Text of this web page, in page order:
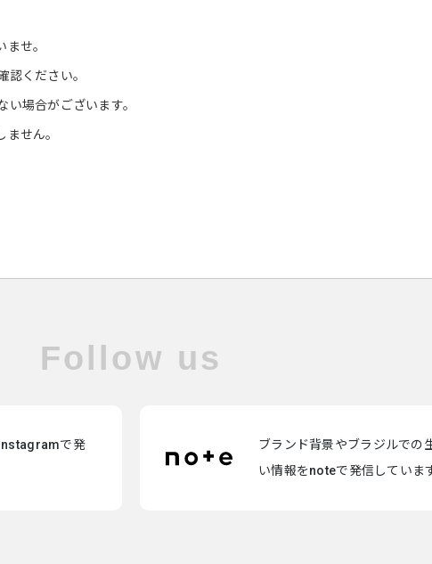
せ。
ください。
場合がございます。
せん。
Follow us
で発
ブランド背景やブラジルでの
い情報をnoteで発信していま